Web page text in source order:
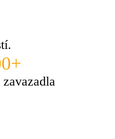
zavazadla